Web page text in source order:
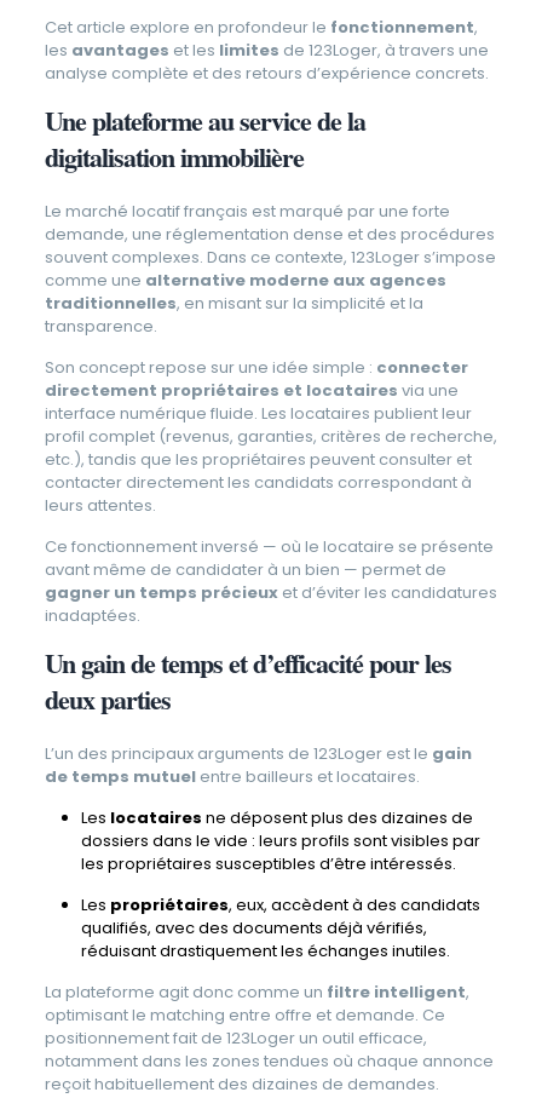
Cet article explore en profondeur le fonctionnement,
les avantages et les limites de 123Loger, à travers une
analyse complète et des retours d’expérience concrets.
Une plateforme au service de la
digitalisation immobilière
Le marché locatif français est marqué par une forte
demande, une réglementation dense et des procédures
souvent complexes. Dans ce contexte, 123Loger s’impose
comme une alternative moderne aux agences
traditionnelles, en misant sur la simplicité et la
transparence.
Son concept repose sur une idée simple : connecter
directement propriétaires et locataires via une
interface numérique fluide. Les locataires publient leur
profil complet (revenus, garanties, critères de recherche,
etc.), tandis que les propriétaires peuvent consulter et
contacter directement les candidats correspondant à
leurs attentes.
Ce fonctionnement inversé — où le locataire se présente
avant même de candidater à un bien — permet de
gagner un temps précieuxet d’éviter les candidatures
inadaptées.
Un gain de temps et d’efficacité pour les
deux parties
L’un des principaux arguments de 123Loger est le gain
de temps mutuelentre bailleurs et locataires.
Les locataires ne déposent plus des dizaines de
dossiers dans le vide : leurs profils sont visibles par
les propriétaires susceptibles d’être intéressés.
Les propriétaires, eux, accèdent à des candidats
qualifiés, avec des documents déjà vérifiés,
réduisant drastiquement les échanges inutiles.
La plateforme agit donc comme un filtre intelligent,
optimisant le matching entre offre et demande. Ce
positionnement fait de 123Loger un outil efficace,
notamment dans les zones tendues où chaque annonce
reçoit habituellement des dizaines de demandes.